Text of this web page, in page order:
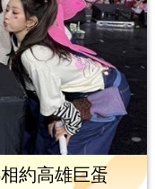
約高雄巨蛋